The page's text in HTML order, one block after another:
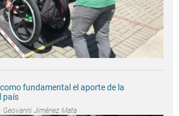
fundamental el aporte de la
país
Geovanni Jiménez Mata